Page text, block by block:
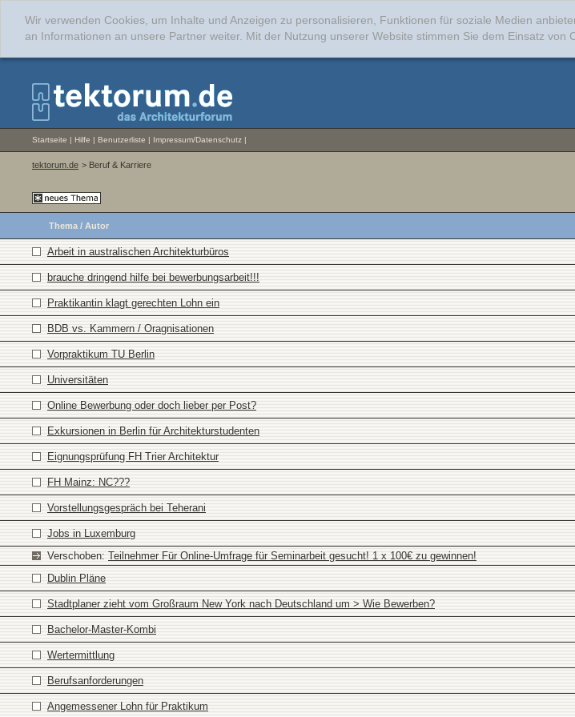
Wir verwenden Cookies, um Inhalte und Anzeigen zu personalisieren, Funktionen für soziale Medien
an Informationen an unsere Partner weiter. Mit der Nutzung unserer Website stimmen Sie dem Einsatz von
Startseite | Hilfe | Benutzerliste | Impressum/Datenschutz |
tektorum.de > Beruf & Karriere
Thema / Autor
Arbeit in australischen Architekturbüros
brauche dringend hilfe bei bewerbungsarbeit!!!
Praktikantin klagt gerechten Lohn ein
BDB vs. Kammern / Oragnisationen
Vorpraktikum TU Berlin
Universitäten
Online Bewerbung oder doch lieber per Post?
Exkursionen in Berlin für Architekturstudenten
Eignungsprüfung FH Trier Architektur
FH Mainz: NC???
Vorstellungsgespräch bei Teherani
Jobs in Luxemburg
Verschoben: Teilnehmer Für Online-Umfrage für Seminarbeit gesucht! 1 x 100€ zu gewinnen!
Dublin Pläne
Stadtplaner zieht vom Großraum New York nach Deutschland um > Wie Bewerben?
Bachelor-Master-Kombi
Wertermittlung
Berufsanforderungen
Angemessener Lohn für Praktikum